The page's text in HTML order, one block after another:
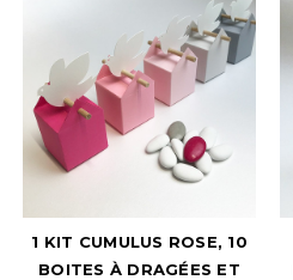
1 KIT CUMULUS ROSE, 10
BOITES À DRAGÉES ET